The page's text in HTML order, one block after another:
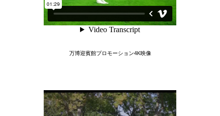
万博迎賓館プロモーション4K映像